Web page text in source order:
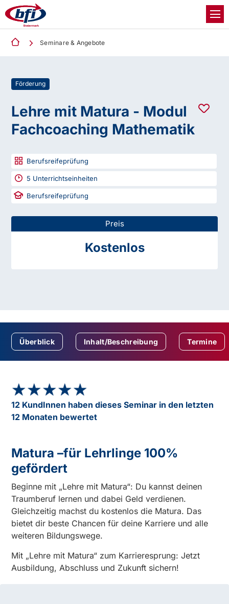
Seminare & Angebote
Förderung
Lehre mit Matura - Modul
Fachcoaching Mathematik
Berufsreifeprüfung
5 Unterrichtseinheiten
Berufsreifeprüfung
Preis
Kostenlos
Überblick Inhalt/Beschreibung Termine
★★★★★
★★★★★
12 KundInnen haben dieses Seminar in den letzten
12 Monaten bewertet
Matura –für Lehrlinge 100%
gefördert
Beginne mit „Lehre mit Matura“: Du kannst deinen
Traumberuf lernen und dabei Geld verdienen.
Gleichzeitig machst du kostenlos die Matura. Das
bietet dir beste Chancen für deine Karriere und alle
weiteren Bildungswege.
Mit „Lehre mit Matura“ zum Karrieresprung: Jetzt
Ausbildung, Abschluss und Zukunft sichern!